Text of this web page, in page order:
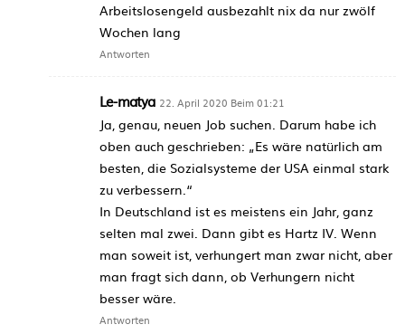
Arbeitslosengeld ausbezahlt nix da nur zwölf
Wochen lang
Antworten
Le-matya 22. April 2020 Beim 01:21
Ja, genau, neuen Job suchen. Darum habe ich
oben auch geschrieben: „Es wäre natürlich am
besten, die Sozialsysteme der USA einmal stark
zu verbessern.“
In Deutschland ist es meistens ein Jahr, ganz
selten mal zwei. Dann gibt es Hartz IV. Wenn
man soweit ist, verhungert man zwar nicht, aber
man fragt sich dann, ob Verhungern nicht
besser wäre.
Antworten